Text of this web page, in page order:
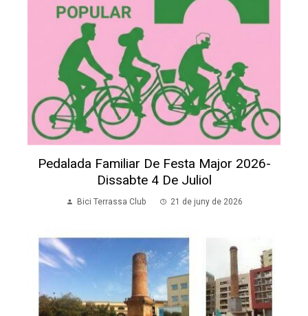
Pedalada Familiar De Festa Major 2026-
Dissabte 4 De Juliol
Bici Terrassa Club 21 de juny de 2026